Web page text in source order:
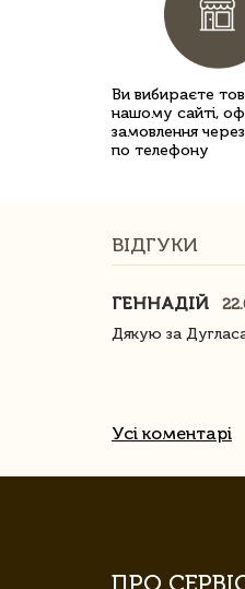
Ви вибираєте
нашому сайті,
замовлення
по телефону
ВІДГУКИ
ГЕННАДІЙ
Дякую за
Усі коментарі
ПРО